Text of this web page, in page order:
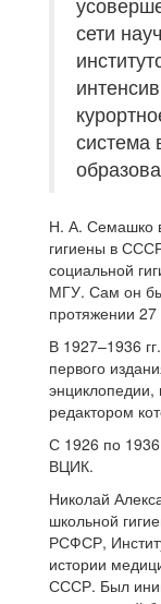
сети
система
Н. А. Семашко
гигиены в
социальной
МГУ. Сам он
протяжении 27
В 1927–1936
первого
редактором
С 1926 по 1936
ВЦИК.
Николай
школьной
РСФСР,
истории
СССР. Был